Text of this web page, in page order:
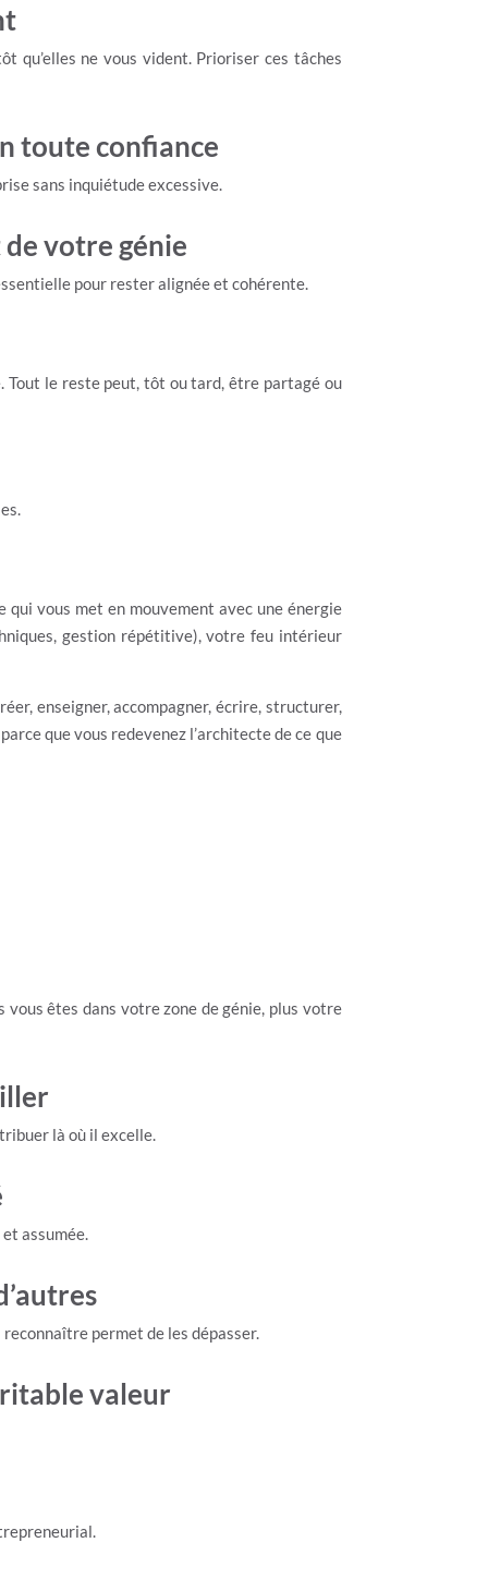
qu’elles ne vous vident. Prioriser ces tâches
toute confiance
sans inquiétude excessive.
votre génie
pour rester alignée et cohérente.
le reste peut, tôt ou tard, être partagé ou
qui vous met en mouvement avec une énergie
gestion répétitive), votre feu intérieur
enseigner, accompagner, écrire, structurer,
que vous redevenez l’architecte de ce que
êtes dans votre zone de génie, plus votre
là où il excelle.
assumée.
permet de les dépasser.
valeur